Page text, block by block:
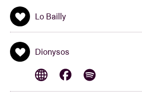
Lo Bailly
Dionysos